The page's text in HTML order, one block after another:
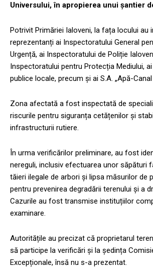
Universului, în apropierea unui șantier
Potrivit Primăriei Ialoveni, la fața locului au
reprezentanți ai Inspectoratului General
Urgență, ai Inspectoratului de Poliție
Inspectoratului pentru Protecția Mediului,
publice locale, precum și ai S.A. „Apă-Canal
Zona afectată a fost inspectată de
riscurile pentru siguranța cetățenilor și
infrastructurii rutiere.
În urma verificărilor preliminare, au fost
nereguli, inclusiv efectuarea unor săpături
tăieri ilegale de arbori și lipsa măsurilor de
pentru prevenirea degradării terenului și a
Cazurile au fost transmise instituțiilor
examinare.
Autoritățile au precizat că proprietarul
să participe la verificări și la ședința
Excepționale, însă nu s-a prezentat.